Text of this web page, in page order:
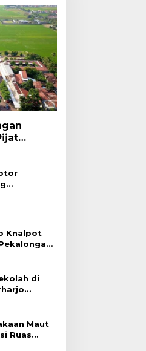
bagi
Knalpot
di
Maut
Ruas